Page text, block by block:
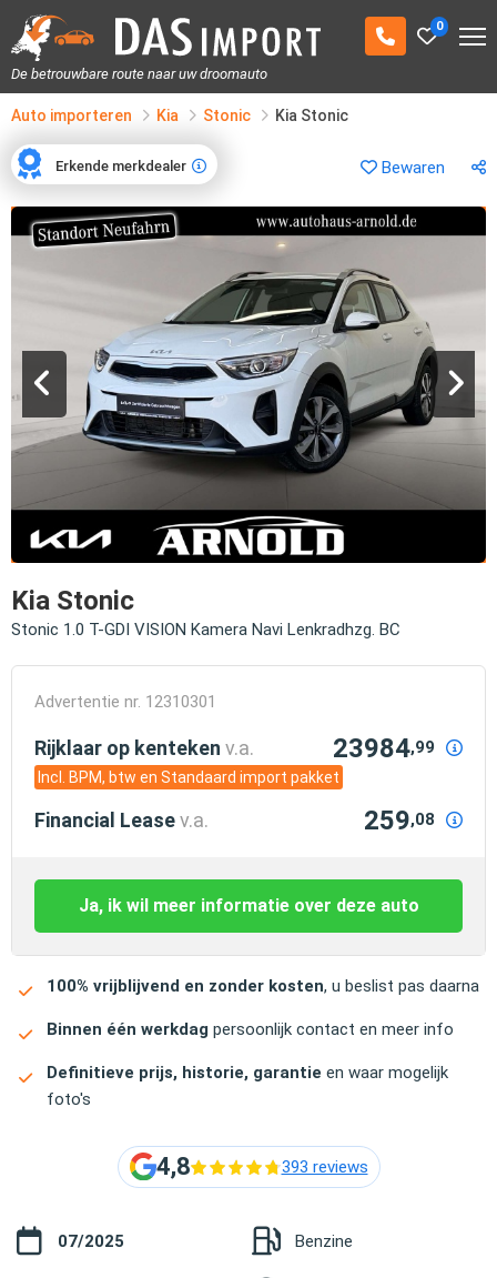
0
De betrouwbare route naar uw droomauto
Auto importeren Kia Stonic Kia Stonic
Bewaren
Erkende merkdealer
Erkende merkdealer
Kia Stonic
Stonic 1.0 T-GDI VISION Kamera Navi Lenkradhzg. BC
Advertentie nr. 12310301
Rijklaar op kenteken v.a. 23984,99
Incl. BPM, btw en Standaard import pakket
Financial Leasev.a. 259,08
Ja, ik wil meer informatie over deze auto
100% vrijblijvend en zonder kosten, u beslist pas daarna
Binnen één werkdag persoonlijk contact en meer info
Definitieve prijs, historie, garantie en waar mogelijk
foto's
4,8 393 reviews
07/2025 Benzine